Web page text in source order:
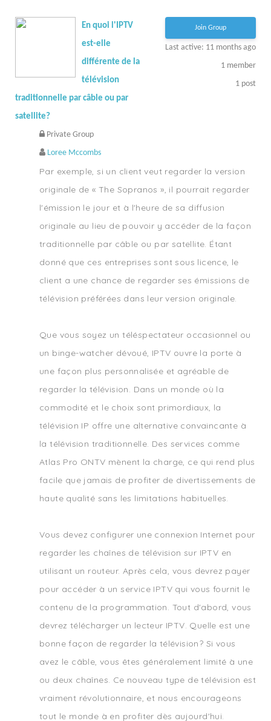
Join Group
Last active: 11 months ago
1 member
1 post
En quoi l'IPTV
est-elle
différente de la
télévision
traditionnelle par câble ou par
satellite?
Private Group
Loree Mccombs
Par exemple, si un client veut regarder la version
originale de « The Sopranos », il pourrait regarder
l'émission le jour et à l'heure de sa diffusion
originale au lieu de pouvoir y accéder de la façon
traditionnelle par câble ou par satellite. Étant
donné que ces entreprises sont sous licence, le
client a une chance de regarder ses émissions de
télévision préférées dans leur version originale.
Que vous soyez un téléspectateur occasionnel ou
un binge-watcher dévoué, IPTV ouvre la porte à
une façon plus personnalisée et agréable de
regarder la télévision. Dans un monde où la
commodité et le choix sont primordiaux, la
télévision IP offre une alternative convaincante à
la télévision traditionnelle. Des services comme
Atlas Pro ONTV mènent la charge, ce qui rend plus
facile que jamais de profiter de divertissements de
haute qualité sans les limitations habituelles.
Vous devez configurer une connexion Internet pour
regarder les chaînes de télévision sur IPTV en
utilisant un routeur. Après cela, vous devrez payer
pour accéder à un service IPTV qui vous fournit le
contenu de la programmation. Tout d'abord, vous
devrez télécharger un lecteur IPTV. Quelle est une
bonne façon de regarder la télévision? Si vous
avez le câble, vous êtes généralement limité à une
ou deux chaînes. Ce nouveau type de télévision est
vraiment révolutionnaire, et nous encourageons
tout le monde à en profiter dès aujourd'hui.